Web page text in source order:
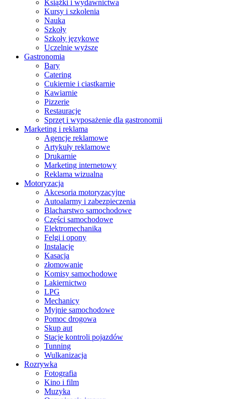
Książki i wydawnictwa
Kursy i szkolenia
Nauka
Szkoły
Szkoły językowe
Uczelnie wyższe
Gastronomia
Bary
Catering
Cukiernie i ciastkarnie
Kawiarnie
Pizzerie
Restauracje
Sprzęt i wyposażenie dla gastronomii
Marketing i reklama
Agencje reklamowe
Artykuły reklamowe
Drukarnie
Marketing internetowy
Reklama wizualna
Motoryzacja
Akcesoria motoryzacyjne
Autoalarmy i zabezpieczenia
Blacharstwo samochodowe
Części samochodowe
Elektromechanika
Felgi i opony
Instalacje
Kasacja
złomowanie
Komisy samochodowe
Lakiernictwo
LPG
Mechanicy
Myjnie samochodowe
Pomoc drogowa
Skup aut
Stacje kontroli pojazdów
Tunning
Wulkanizacja
Rozrywka
Fotografia
Kino i film
Muzyka